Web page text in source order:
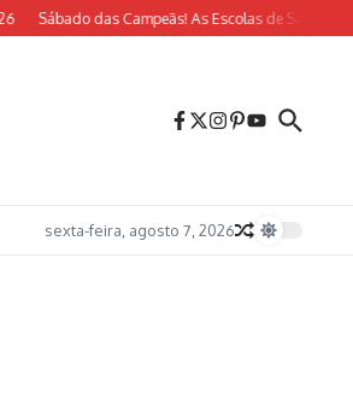
Sábado das Campeãs! As Escolas de Samba do
sexta-feira, agosto 7, 2026